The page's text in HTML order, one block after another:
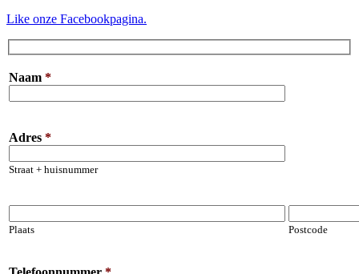
Like onze Facebookpagina.
Naam *
Adres *
Straat + huisnummer
Plaats Postcode